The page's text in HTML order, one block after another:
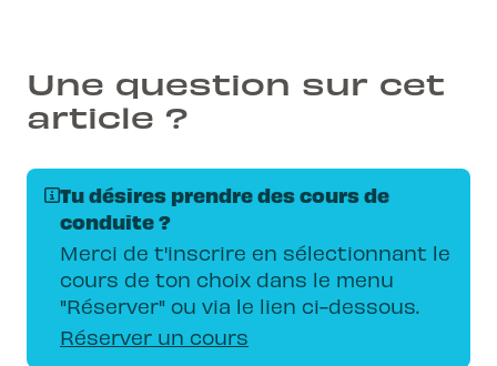
Une question sur cet
article ?
Tu désires prendre des cours de
conduite ?
Merci de t'inscrire en sélectionnant le
cours de ton choix dans le menu
"Réserver" ou via le lien ci-dessous.
Réserver un cours